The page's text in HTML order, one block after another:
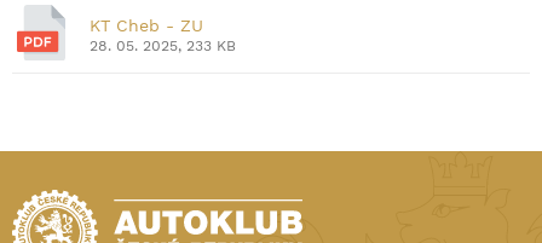
KT Cheb - ZU
28. 05. 2025, 233 KB